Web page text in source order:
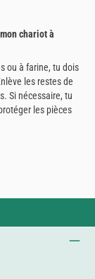
chariot à
ou à farine, tu dois
les restes de
Si nécessaire, tu
les pièces